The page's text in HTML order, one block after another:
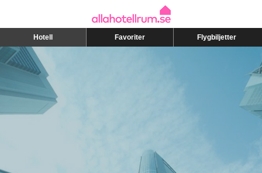
Hotell Favoriter Flygbiljetter